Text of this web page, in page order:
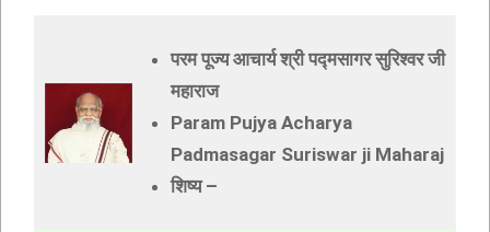
परम पूज्य आचार्य श्री पद्मसागर सुरिश्वर जी
महाराज
Param Pujya Acharya
Padmasagar Suriswar ji Maharaj
शिष्य –